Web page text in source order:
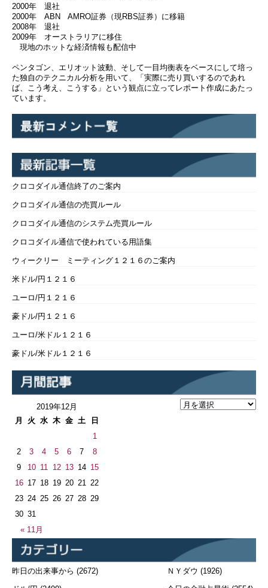
2000年 退社
2000年 ABN AMRO証券（現RBS証券）に移籍
2008年 退社
2009年 オーストラリアに移住
現地のホットな経済情報も配信中
ペンタゴン、エリオット波動、そして一目均衡表をベースにして培っ
た独自のテクニカル分析を用いて、「実際に売り買いするのであれ
ば、こう考え、こうする」という観点に立ってレポート作成にあたっ
ています。
クロコダイル通信終了のご案内
クロコダイル通信の売買ルール
クロコダイル通信のシステム売買ルール
クロコダイル通信で使われている用語集
ウィークリー ミーティング１２１６のご案内
米ドル/円１２１６
ユーロ/円１２１６
豪ドル/円１２１６
ユーロ/米ドル１２１６
豪ドル/米ドル１２１６
2019年12月
月
火 水 木 金 土 日
« 11月
1
2
3 4 5 6 7
8
9
10 11 12 13 14 15
16 17 18 19 20 21
22
23 24 25 26 27 28 29
30 31
昨日の出来事から (2672)
ＮＹダウ (1926)